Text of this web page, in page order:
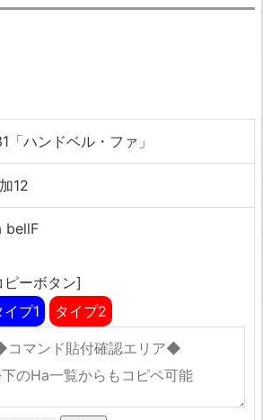
「ハンドベル・ファ」
12
bellF
ピーボタン]
イプ1
タイプ2